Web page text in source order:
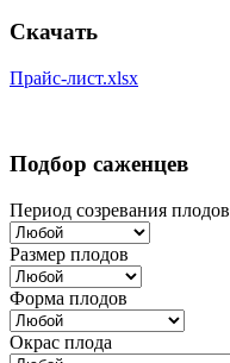
Скачать
Прайс-лист.xlsx
Подбор саженцев
Период созревания плодов
Размер плодов
Форма плодов
Окрас плода